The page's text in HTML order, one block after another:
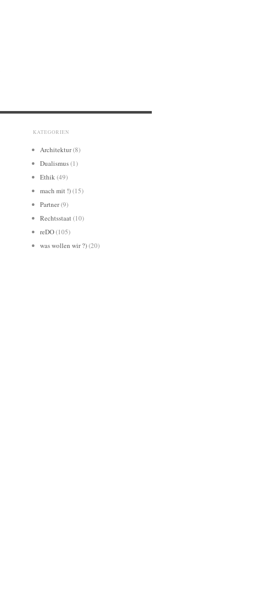
KATEGORIEN
Architektur(8)
Dualismus(1)
Ethik (49)
mach mit !)(15)
Partner(9)
Rechtsstaat (10)
reDO(105)
was wollen wir ?)(20)